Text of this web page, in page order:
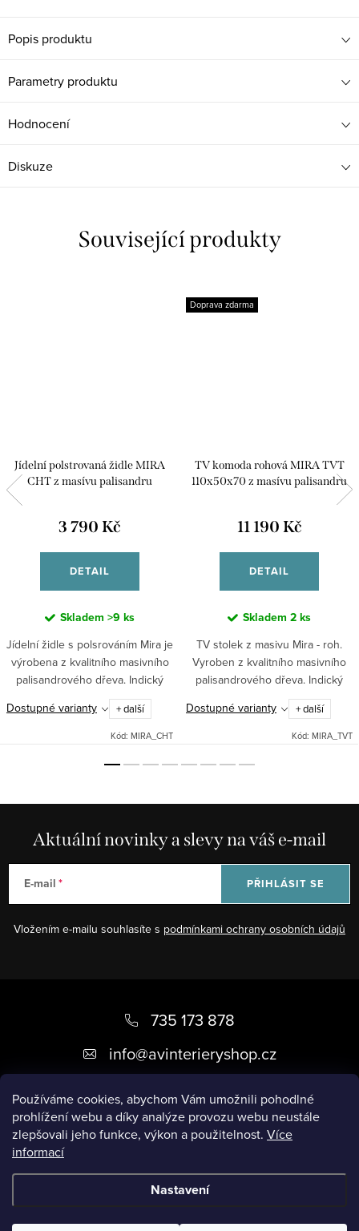
Používáme cookies, abychom Vám umožnili pohodlné
prohlížení webu a díky analýze provozu webu neustále
zlepšovali jeho funkce, výkon a použitelnost. Více
informací
Nastavení
Popis produktu
Parametry produktu
Hodnocení
Diskuze
Související produkty
Jídelní polstrovaná židle MIRA
CHT z masívu palisandru
3 790 Kč
DETAIL
Skladem >9 ks
Jídelní židle s polsrováním Mira je
výrobena z kvalitního masivního
palisandrového dřeva. Indický
stylový nábytek z masivu.
Dostupné varianty + další
Kód: MIRA_CHT
Doprava zdarma
TV komoda rohová MIRA TVT
110x50x70 z masívu palisandru
11 190 Kč
DETAIL
Skladem 2 ks
TV stolek z masivu Mira - roh.
Vyroben z kvalitního masivního
palisandrového dřeva. Indický
stylový nábytek.
Dostupné varianty + další
Kód: MIRA_TVT
Aktuální novinky a slevy na váš e-mail
E-mail
Vložením e-mailu souhlasíte s podmínkami ochrany osobních údajů
PŘIHLÁSIT SE
a
735 173 878
info@avinterieryshop.cz
Užitečné informace
Copyright 2026AV Interiéry. Všechna práva vyhrazena.